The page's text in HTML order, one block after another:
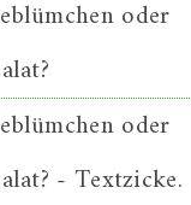
oder
oder
- Textzicke.